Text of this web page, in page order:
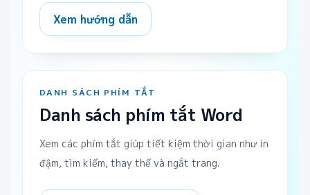
Xem hướng dẫn
DANH SÁCH PHÍM TẮT
Danh sách phím tắt Word
Xem các phím tắt giúp tiết kiệm thời gian như in
đậm, tìm kiếm, thay thế và ngắt trang.